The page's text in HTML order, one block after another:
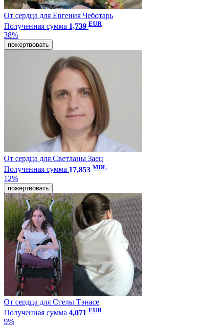
От сердца для Евгения Чеботарь
Полученная сумма 1,739 EUR
38%
пожертвовать
От сердца для Светланы Заец
Полученная сумма 17,853 MDL
12%
пожертвовать
От сердца для Стелы Тэнасе
Полученная сумма 4,071 EUR
9%